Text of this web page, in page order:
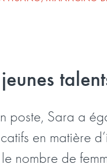
poste, Sara a
en matière
nombre de